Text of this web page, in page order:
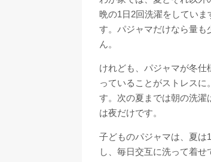
晩の1日2回洗濯をしてい
す。パジャマだけなら量も
ん。
けれども、パジャマが冬
っていることがストレス
す。次の夏までは朝の洗濯
は夜だけです。
子どものパジャマは、夏は
し、毎日交互に洗って着